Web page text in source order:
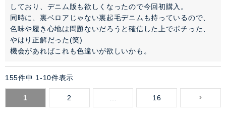
しており、デニム版も欲しくなったので今回初購入。
同時に、裏ベロアじゃない裏起毛デニムも持っているので、
色味や履き心地は問題ないだろうと確信した上でポチった、
やはり正解だった(笑)
機会があればこれも色違いが欲しいかも。
155件中 1 -10件表示
1 2 16